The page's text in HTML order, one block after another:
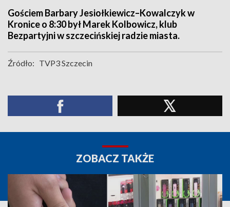
Gościem Barbary Jesiołkiewicz–Kowalczyk w
Kronice o 8:30 był Marek Kolbowicz, klub
Bezpartyjni w szczecińskiej radzie miasta.
Źródło: TVP3 Szczecin
ZOBACZ TAKŻE